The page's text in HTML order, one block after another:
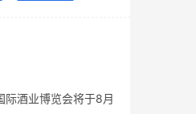
际酒业博览会将于8月